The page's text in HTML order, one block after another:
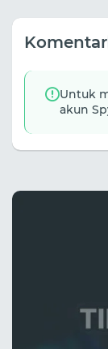
Komentar
Untuk
akun